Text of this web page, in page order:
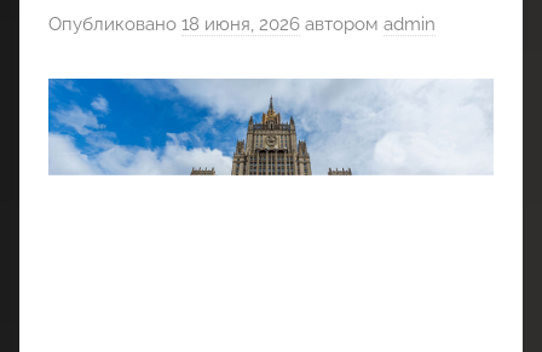
Опубликовано 18 июня, 2026 автором admin